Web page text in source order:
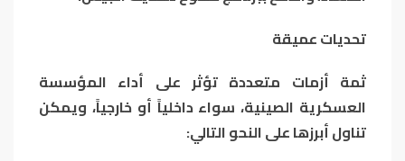
تحديات عميقة
ثمة أزمات متعددة تؤثر على أداء المؤسسة
العسكرية الصينية، سواء داخلياً أو خارجياً، ويمكن
تناول أبرزها على النحو التالي: